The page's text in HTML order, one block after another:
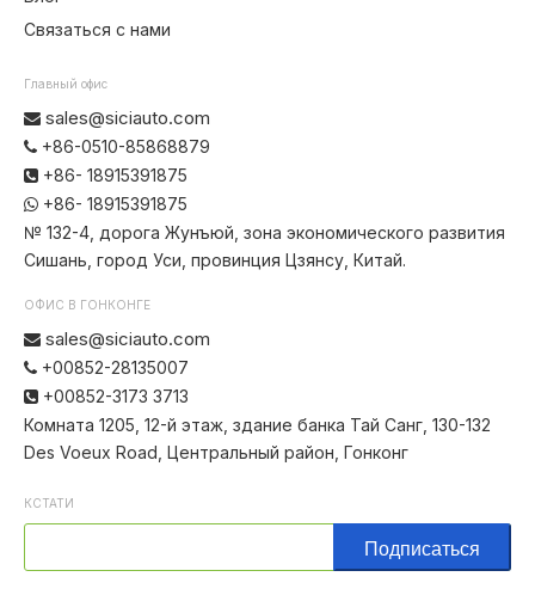
Связаться с нами
Главный офис
 sales@siciauto.com
 +86-0510-85868879
 +86- 18915391875
 +86- 18915391875
№ 132-4, дорога Жунъюй, зона экономического развития
Сишань, город Уси, провинция Цзянсу, Китай.
ОФИС В ГОНКОНГЕ
 sales@siciauto.com
 +00852-28135007
 +00852-3173 3713
Комната 1205, 12-й этаж, здание банка Тай Санг, 130-132
Des Voeux Road, Центральный район, Гонконг
КСТАТИ
Подписаться